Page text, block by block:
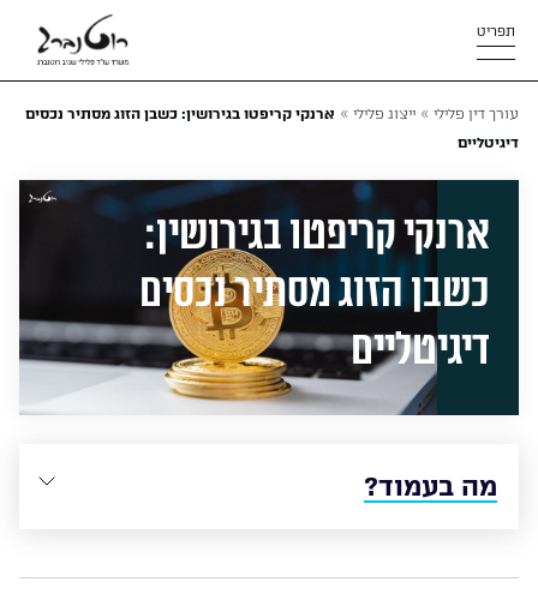
תפריט
עורך דין פלילי » ייצוג פלילי » ארנקי קריפטו בגירושין: כשבן הזוג מסתיר נכסים
דיגיטליים
ארנקי קריפטו בגירושין:
כשבן הזוג מסתיר נכסים
דיגיטליים
מה בעמוד?